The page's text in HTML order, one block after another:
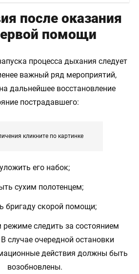
после оказания
помощи
процесса дыхания следует
важный ряд мероприятий,
дальнейшее восстановление
пострадавшего:
кликните по картинке
уложить его набок;
сухим полотенцем;
бригаду скорой помощи;
режиме следить за состоянием
случае очередной остановки
действия должны быть
возобновлены.